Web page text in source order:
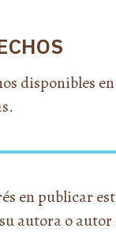
disponibles
en publicar
autora o